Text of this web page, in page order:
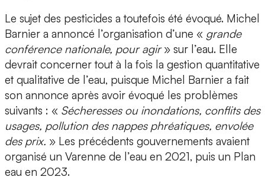
Le sujet des pesticides a toutefois été évoqué. Michel
Barnier a annoncé l’organisation d’une « grande
conférence nationale, pour agir» sur l’eau. Elle
devrait concerner tout à la fois la gestion quantitative
et qualitative de l’eau, puisque Michel Barnier a fait
son annonce après avoir évoqué les problèmes
suivants : « Sécheresses ou inondations, conflits des
usages, pollution des nappes phréatiques, envolée
des prix. » Les précédents gouvernements avaient
organisé un Varenne de l’eau en 2021, puis un Plan
eau en 2023.